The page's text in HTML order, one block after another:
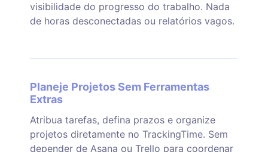
visibilidade do progresso do trabalho. Nada
de horas desconectadas ou relatórios vagos.
Planeje Projetos Sem Ferramentas
Extras
Atribua tarefas, defina prazos e organize
projetos diretamente no TrackingTime. Sem
depender de Asana ou Trello para coordenar